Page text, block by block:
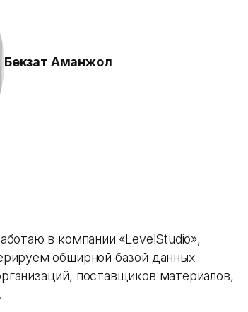
Бекзат Аманжол
в компании «LevelStudio»,
обширной базой данных
поставщиков материалов,